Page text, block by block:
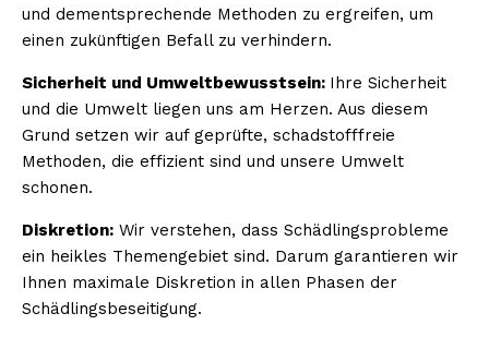
und dementsprechende Methoden zu ergreifen, um
einen zukünftigen Befall zu verhindern.
Sicherheit und Umweltbewusstsein: Ihre Sicherheit
und die Umwelt liegen uns am Herzen. Aus diesem
Grund setzen wir auf geprüfte, schadstofffreie
Methoden, die effizient sind und unsere Umwelt
schonen.
Diskretion: Wir verstehen, dass Schädlingsprobleme
ein heikles Themengebiet sind. Darum garantieren wir
Ihnen maximale Diskretion in allen Phasen der
Schädlingsbeseitigung.